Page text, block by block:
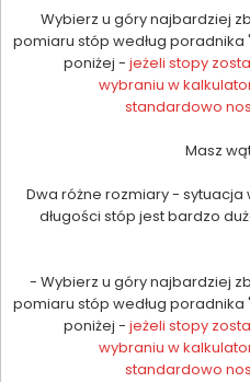
Wybierz u góry najbardziej
pomiaru stóp według
poniżej - jeżeli stopy
wybraniu w
standardowo
Masz
Dwa różne rozmiary -
długości stóp jest bardzo
- Wybierz u góry najbardziej
pomiaru stóp według
poniżej - jeżeli stopy
wybraniu w
standardowo